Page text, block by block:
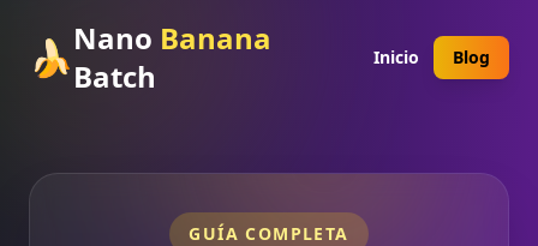
🍌Nano Banana
Batch
Inicio Blog
GUÍA COMPLETA